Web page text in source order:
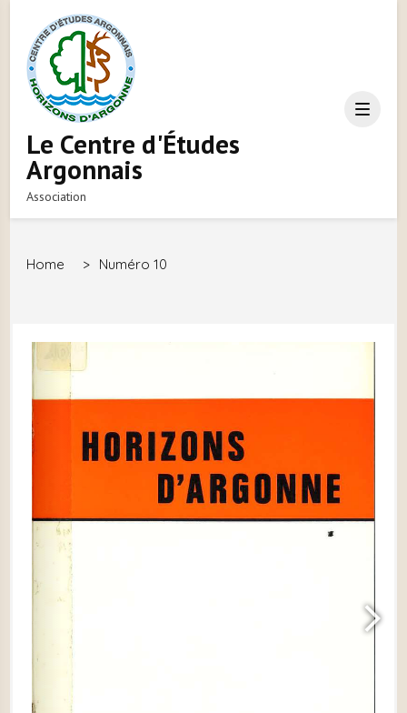
Le Centre d'Études
Argonnais
Association
Home > Numéro 10